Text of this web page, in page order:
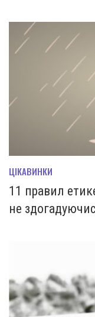
ЦІКАВИНКИ
11 правил
не